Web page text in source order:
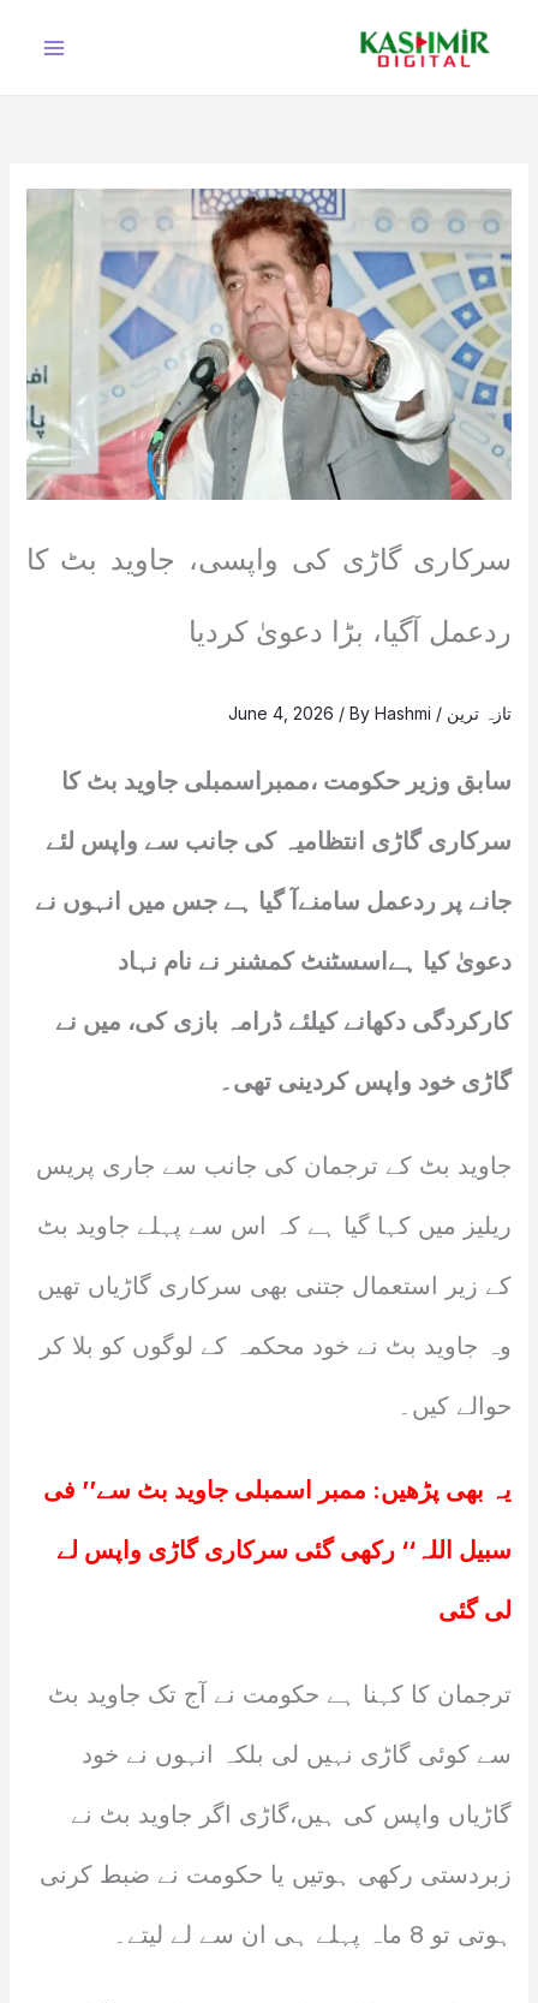
سرکاری گاڑی کی واپسی، جاوید بٹ کا
ردعمل آگیا، بڑا دعویٰ کردیا
تازہ ترین /
June 4, 2026 / ByHashmi
سابق وزیر حکومت ،ممبراسمبلی جاوید بٹ کا
سرکاری گاڑی انتظامیہ کی جانب سے واپس لئے
جانے پر ردعمل سامنےآ گیا ہے جس میں انہوں نے
دعویٰ کیا ہےاسسٹنٹ کمشنر نے نام نہاد
کارکردگی دکھانے کیلئے ڈرامہ بازی کی، میں نے
گاڑی خود واپس کردینی تھی۔
جاوید بٹ کے ترجمان کی جانب سے جاری پریس
ریلیز میں کہا گیا ہے کہ اس سے پہلے جاوید بٹ
کے زیر استعمال جتنی بھی سرکاری گاڑیاں تھیں
وہ جاوید بٹ نے خود محکمہ کے لوگوں کو بلا کر
حوالے کیں۔
یہ بھی پڑھیں: ممبر اسمبلی جاوید بٹ سے’’ فی
سبیل اللہ‘‘ رکھی گئی سرکاری گاڑی واپس لے
لی گئی
ترجمان کا کہنا ہے حکومت نے آج تک جاوید بٹ
سے کوئی گاڑی نہیں لی بلکہ انہوں نے خود
گاڑیاں واپس کی ہیں،گاڑی اگر جاوید بٹ نے
زبردستی رکھی ہوتیں یا حکومت نے ضبط کرنی
ہوتی تو 8 ماہ پہلے ہی ان سے لے لیتے۔